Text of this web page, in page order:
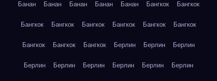
Банан Банан Банан Банан Банан Бангкок Бангкок
Бангкок Бангкок Бангкок Бангкок Бангкок Бангкок
Бангкок Бангкок Бангкок Берлин Берлин Берлин
Берлин Берлин Берлин Берлин Берлин Берлин